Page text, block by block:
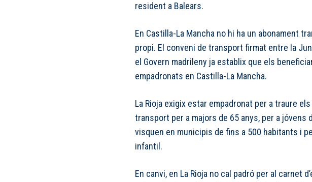
resident a Balears.
En Castilla-La Mancha no hi ha un abonament
propi. El conveni de transport firmat entre la
el Govern madrileny ja establix que els
empadronats en Castilla-La Mancha.
La Rioja exigix estar empadronat per a traure
transport per a majors de 65 anys, per a jóvens
visquen en municipis de fins a 500 habitants i
infantil.
En canvi, en La Rioja no cal padró per al carnet